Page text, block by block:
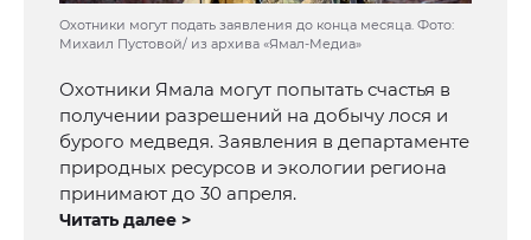
Охотники могут подать заявления до конца месяца. Фото:
Михаил Пустовой/ из архива «Ямал-Медиа»
Охотники Ямала могут попытать счастья в
получении разрешений на добычу лося и
бурого медведя. Заявления в департаменте
природных ресурсов и экологии региона
принимают до 30 апреля.
Читать далее >